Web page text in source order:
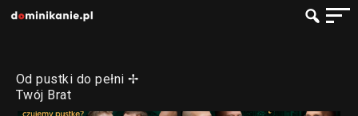
Od pustki do pełni ✢
Twój Brat